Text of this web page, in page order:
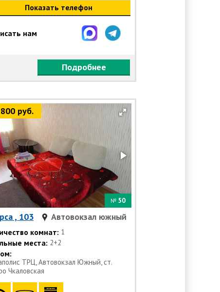
Показать телефон
нам
Подробнее
руб.
№ 50
, 103 Автовокзал южный
комнат: 1
места: 2+2
ТРЦ, Автовокзал Южный, ст.
Чкаловская